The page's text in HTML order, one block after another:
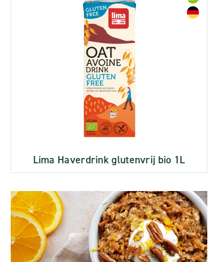
Lima Haverdrink glutenvrij bio 1L